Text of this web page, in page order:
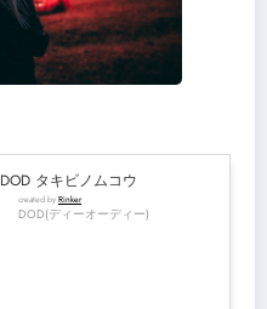
DOD タキビノムコウ
created byRinker
DOD(ディーオーディー)